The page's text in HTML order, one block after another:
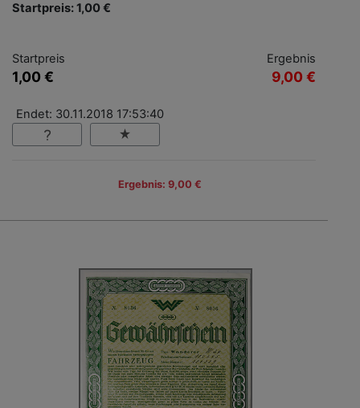
Startpreis: 1,00 €
Startpreis
1,00 €
Ergebnis
9,00 €
Endet: 30.11.2018 17:53:40
Ergebnis: 9,00 €